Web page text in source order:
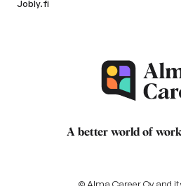
Jobly.fi
A better world of